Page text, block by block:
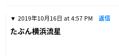
2019年10月16日 at 4:57 PM 返信
たぶん横浜流星